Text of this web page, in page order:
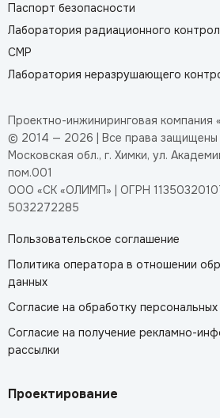
Паспорт безопасности
Лаборатория радиационного
СМР
Лаборатория неразрушающего
Проектно-инжиниринговая
© 2014 — 2026 | Все права защищены
Московская обл., г. Химки, ул.
пом.001
ООО «СК «ОЛИМП» | ОГРН
5032272285
Пользовательское соглашение
Политика оператора в отношении
данных
Согласие на обработку
Согласие на получение рекламно-
рассылки
Проектирование